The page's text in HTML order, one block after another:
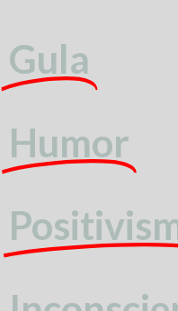
Gula
Humor